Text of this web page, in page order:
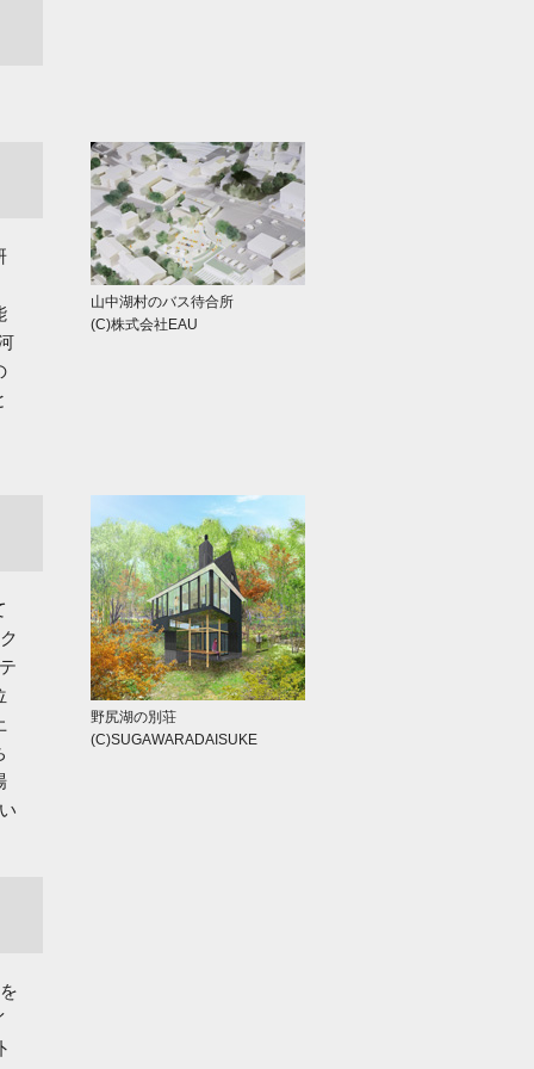
山中湖村のバス待合所
(C)株式会社EAU
野尻湖の別荘
(C)SUGAWARADAISUKE